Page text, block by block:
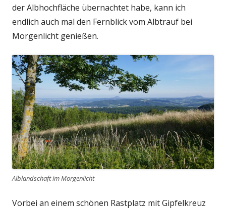
der Albhochfläche übernachtet habe, kann ich
endlich auch mal den Fernblick vom Albtrauf bei
Morgenlicht genießen.
Alblandschaft im Morgenlicht
Vorbei an einem schönen Rastplatz mit Gipfelkreuz